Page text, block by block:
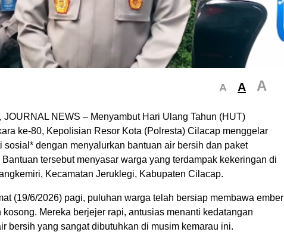
A A A
JOURNAL NEWS – Menyambut Hari Ulang Tahun (HUT)
ke-80, Kepolisian Resor Kota (Polresta) Cilacap menggelar
sosial* dengan menyalurkan bantuan air bersih dan paket
Bantuan tersebut menyasar warga yang terdampak kekeringan di
Kecamatan Jeruklegi, Kabupaten Cilacap.
(19/6/2026) pagi, puluhan warga telah bersiap membawa ember
kosong. Mereka berjejer rapi, antusias menanti kedatangan
bersih yang sangat dibutuhkan di musim kemarau ini.